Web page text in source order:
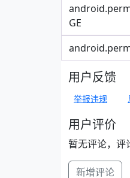
GE
用户反馈
举报违规
用户评价
暂无评论，评
新增评论